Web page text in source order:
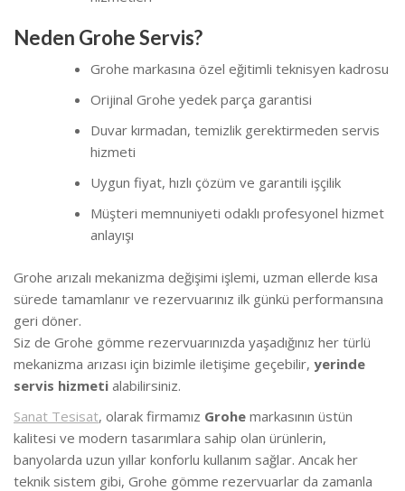
Neden Grohe Servis?
Grohe markasına özel eğitimli teknisyen kadrosu
Orijinal Grohe yedek parça garantisi
Duvar kırmadan, temizlik gerektirmeden servis
hizmeti
Uygun fiyat, hızlı çözüm ve garantili işçilik
Müşteri memnuniyeti odaklı profesyonel hizmet
anlayışı
Grohe arızalı mekanizma değişimi işlemi, uzman ellerde kısa
sürede tamamlanır ve rezervuarınız ilk günkü performansına
geri döner.
Siz de Grohe gömme rezervuarınızda yaşadığınız her türlü
mekanizma arızası için bizimle iletişime geçebilir, yerinde
servis hizmeti alabilirsiniz.
Sanat Tesisat, olarak firmamız Grohe markasının üstün
kalitesi ve modern tasarımlara sahip olan ürünlerin,
banyolarda uzun yıllar konforlu kullanım sağlar. Ancak her
teknik sistem gibi, Grohe gömme rezervuarlar da zamanla